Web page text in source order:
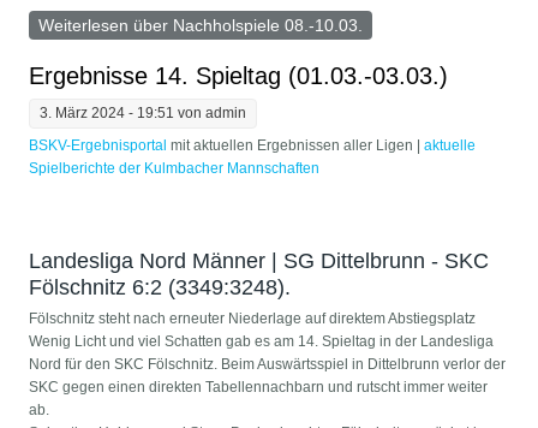
Weiterlesen über Nachholspiele 08.-10.03.
Ergebnisse 14. Spieltag (01.03.-03.03.)
3. März 2024 - 19:51 vonadmin
BSKV-Ergebnisportal mit aktuellen Ergebnissen aller Ligen | ​aktuelle
Spielberichte der Kulmbacher Mannschaften
Landesliga Nord Männer | SG Dittelbrunn - SKC
Fölschnitz 6:2 (3349:3248).
Fölschnitz steht nach erneuter Niederlage auf direktem Abstiegsplatz
Wenig Licht und viel Schatten gab es am 14. Spieltag in der Landesliga
Nord für den SKC Fölschnitz. Beim Auswärtsspiel in Dittelbrunn verlor der
SKC gegen einen direkten Tabellennachbarn und rutscht immer weiter
ab.